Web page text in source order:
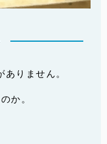
りません。
か。